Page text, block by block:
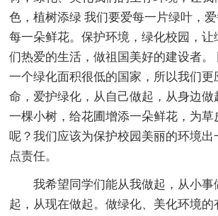
色，植树添绿 我们要爱每一片绿叶，
每一朵鲜花。保护环境，绿化校园，让
们热爱的生活，做祖国美好的建设者。
一个绿化面积很低的国家，所以我们更
命，爱护绿化，从自己做起，从身边做
一棵小树，给花圃增添一朵鲜花，为草
呢？我们应该为保护校园美丽的环境出
点责任。
我希望同学们能从我做起，从小事
起，从现在做起。做绿化、美化环境的